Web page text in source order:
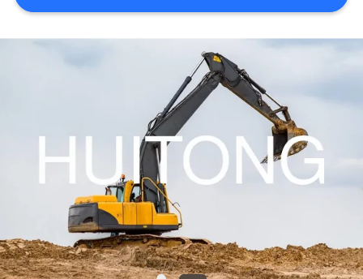
SEITENVERZEICHNIS
DATENSCHUTZ-
BESTIMMUNGEN